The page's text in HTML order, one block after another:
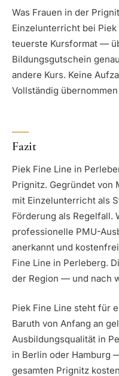
Was Frauen in der
Einzelunterricht bei
teuerste Kursformat —
Bildungsgutschein
andere Kurs. Keine
Vollständig
Fazit
Piek Fine Line in
Prignitz. Gegründet von
mit Einzelunterricht als
Förderung als Regelfall.
professionelle PMU-
anerkannt und
Fine Line in Perleberg.
der Region — und nach
Piek Fine Line steht für
Baruth von Anfang an
Ausbildungsqualität in
in Berlin oder Hamburg
gesamten Prignitz